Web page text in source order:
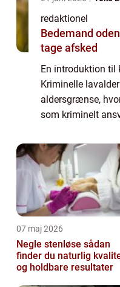
redaktionel
Bedemand odense sådan får du
tage afsked
En introduktion til
Kriminelle
aldersgrænse,
som kriminelt
til loven. Dette er
07 maj 2026
Negle stenløse sådan
finder du naturlig
og holdbare resultater